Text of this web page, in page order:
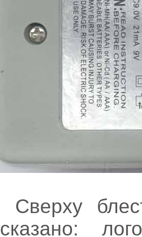
Сверху
сказано: